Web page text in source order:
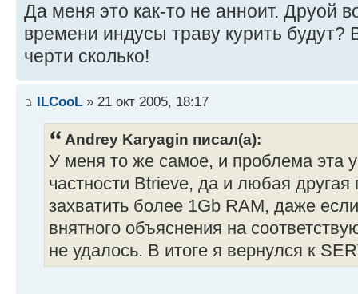
Да меня это как-то не анноит. Друой
времени индусы траву курить
черти сколько!
ILCooL » 21 окт 2005, 18:17
Andrey Karyagin писал(а):
У меня то же самое, и проблема эта
частности Btrieve, да и любая
захватить более 1Gb RAM, даже
внятного объяснения на
не удалось. В итоге я вернулся к